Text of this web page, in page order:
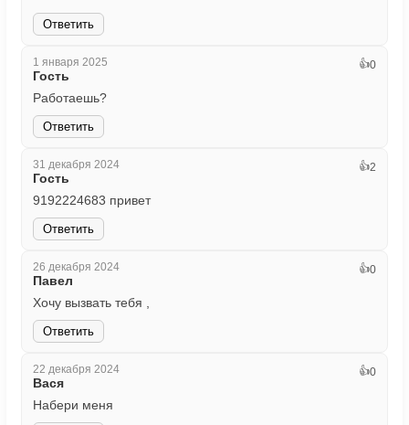
Ответить
1 января 2025
Гость
👍0
Работаешь?
Ответить
31 декабря 2024
Гость
👍2
9192224683 привет
Ответить
26 декабря 2024
Павел
👍0
Хочу вызвать тебя ,
Ответить
22 декабря 2024
Вася
👍0
Набери меня